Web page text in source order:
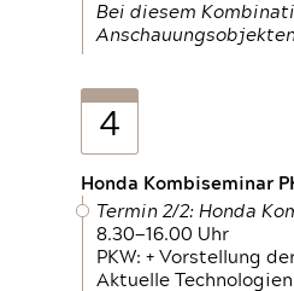
Bei diesem
4
Honda Kombiseminar
Termin 2/2: Honda
8.30—16.00 Uhr
PKW: + Vorstellung
Aktuelle